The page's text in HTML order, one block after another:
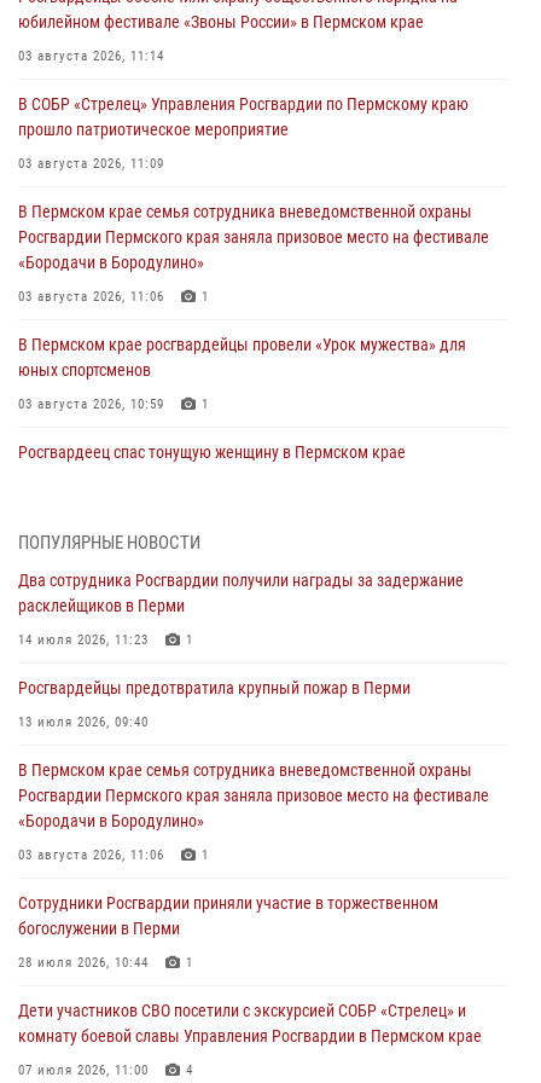
юбилейном фестивале «Звоны России» в Пермском крае
03 августа 2026, 11:14
В СОБР «Стрелец» Управления Росгвардии по Пермскому краю
прошло патриотическое мероприятие
03 августа 2026, 11:09
В Пермском крае семья сотрудника вневедомственной охраны
Росгвардии Пермского края заняла призовое место на фестивале
«Бородачи в Бородулино»
03 августа 2026, 11:06 1
В Пермском крае росгвардейцы провели «Урок мужества» для
юных спортсменов
03 августа 2026, 10:59 1
Росгвардеец спас тонущую женщину в Пермском крае
Сотрудники Росгвардии приняли участие в торжественном
28 июля 2026, 10:44 1
Росгвардейцы оказали силовую поддержку при задержании
28 июля 2026, 06:15
ведомственной акции «Каникулы с Росгвардией»
24 июля 2026, 08:45
Юные защитники порядка: росгвардейцы провели день в клубе
24 июля 2026, 08:43
ПОПУЛЯРНЫЕ НОВОСТИ
Два сотрудника Росгвардии получили награды за задержание
расклейщиков в Перми
14 июля 2026, 11:23 1
Росгвардейцы предотвратила крупный пожар в Перми
13 июля 2026, 09:40
В Пермском крае семья сотрудника вневедомственной охраны
Росгвардии Пермского края заняла призовое место на фестивале
«Бородачи в Бородулино»
03 августа 2026, 11:06 1
Сотрудники Росгвардии приняли участие в торжественном
богослужении в Перми
28 июля 2026, 10:44 1
Дети участников СВО посетили с экскурсией СОБР «Стрелец» и
комнату боевой славы Управления Росгвардии в Пермском крае
07 июля 2026, 11:00 4